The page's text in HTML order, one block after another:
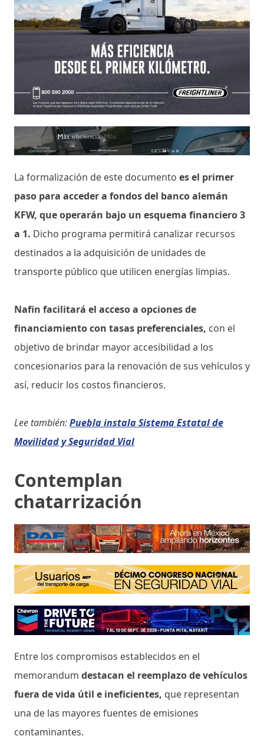
La formalización de este documento es el primer
paso para acceder a fondos del banco alemán
KFW, que operarán bajo un esquema financiero 3
a 1. Dicho programa permitirá canalizar recursos
destinados a la adquisición de unidades de
transporte público que utilicen energías limpias.
Nafin facilitará el acceso a opciones de
financiamiento con tasas preferenciales, con el
objetivo de brindar mayor accesibilidad a los
concesionarios para la renovación de sus vehículos y
así, reducir los costos financieros.
Lee también:Puebla instala Sistema Estatal de
Movilidad y Seguridad Vial
Contemplan
chatarrización
Entre los compromisos establecidos en el
memorandum destacan el reemplazo de vehículos
fuera de vida útil e ineficientes, que representan
una de las mayores fuentes de emisiones
contaminantes.